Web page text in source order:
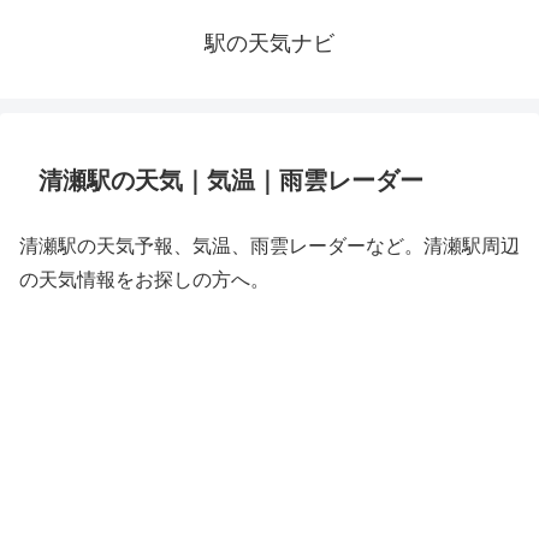
駅の天気ナビ
清瀬駅の天気｜気温｜雨雲レーダー
清瀬駅の天気予報、気温、雨雲レーダーなど。清瀬駅周辺
の天気情報をお探しの方へ。